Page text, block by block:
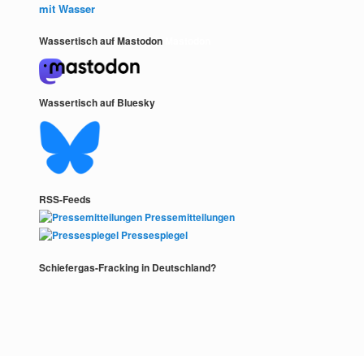
mit Wasser
Wassertisch auf Mastodon
Wassertisch auf Bluesky
RSS-Feeds
Pressemitteilungen
Pressespiegel
Schiefergas-Fracking in Deutschland?